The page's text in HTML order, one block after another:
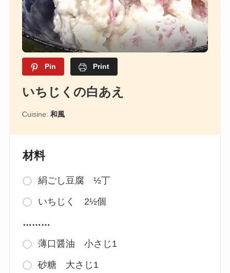
Pin Print
いちじくの白あえ
Cuisine: 和風
材料
絹ごし豆腐 ½丁
いちじく 2½個
………
薄口醤油 小さじ1
砂糖 大さじ1